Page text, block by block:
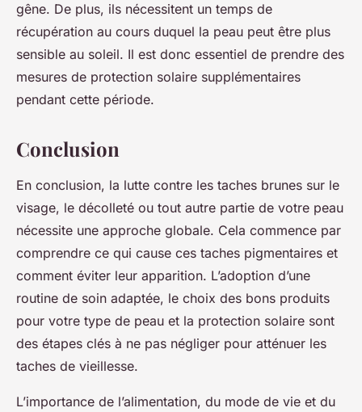
gêne. De plus, ils nécessitent un temps de
récupération au cours duquel la peau peut être plus
sensible au soleil. Il est donc essentiel de prendre des
mesures de protection solaire supplémentaires
pendant cette période.
Conclusion
En conclusion, la lutte contre les taches brunes sur le
visage, le décolleté ou tout autre partie de votre peau
nécessite une approche globale. Cela commence par
comprendre ce qui cause ces taches pigmentaires et
comment éviter leur apparition. L’adoption d’une
routine de soin adaptée, le choix des bons produits
pour votre type de peau et la protection solaire sont
des étapes clés à ne pas négliger pour atténuer les
taches de vieillesse.
L’importance de l’alimentation, du mode de vie et du